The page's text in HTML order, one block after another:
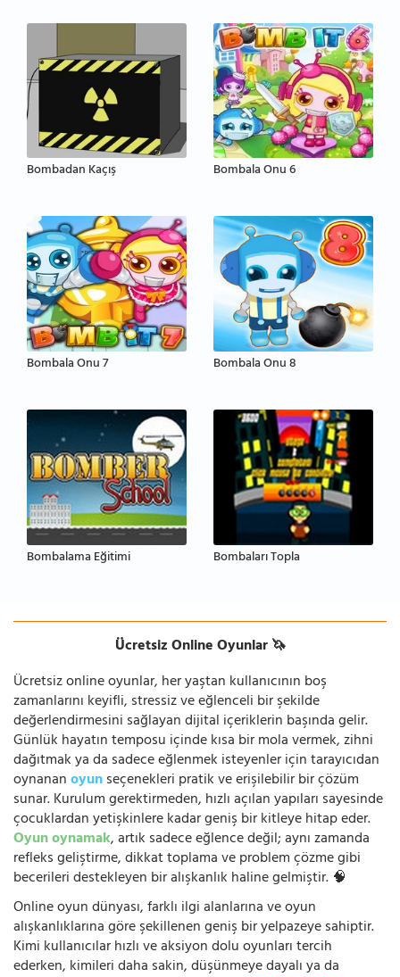
Bombadan Kaçış Bombala Onu 6
Bombala Onu 7 Bombala Onu 8
Bombalama Eğitimi Bombaları Topla
Ücretsiz Online Oyunlar 🦄
Ücretsiz online oyunlar, her yaştan kullanıcının boş
zamanlarını keyifli, stressiz ve eğlenceli bir şekilde
değerlendirmesini sağlayan dijital içeriklerin başında gelir.
Günlük hayatın temposu içinde kısa bir mola vermek, zihni
dağıtmak ya da sadece eğlenmek isteyenler için tarayıcıdan
oynananoyunseçenekleri pratik ve erişilebilir bir çözüm
sunar. Kurulum gerektirmeden, hızlı açılan yapıları sayesinde
çocuklardan yetişkinlere kadar geniş bir kitleye hitap eder.
Oyun oynamak, artık sadece eğlence değil; aynı zamanda
refleks geliştirme, dikkat toplama ve problem çözme gibi
becerileri destekleyen bir alışkanlık haline gelmiştir. 🧠
Online oyun dünyası, farklı ilgi alanlarına ve oyun
alışkanlıklarına göre şekillenen geniş bir yelpazeye sahiptir.
Kimi kullanıcılar hızlı ve aksiyon dolu oyunları tercih
ederken, kimileri daha sakin, düşünmeye dayalı ya da